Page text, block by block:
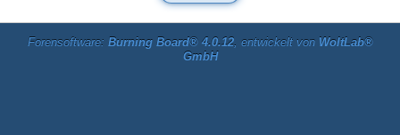
Forensoftware: Burning Board® 4.0.12, entwickelt von WoltLab®
GmbH